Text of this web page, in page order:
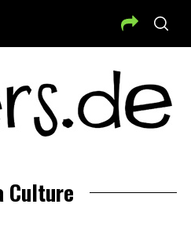
Culture